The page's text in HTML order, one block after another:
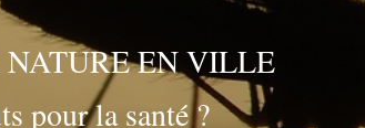
EN VILLE
pour la santé ?